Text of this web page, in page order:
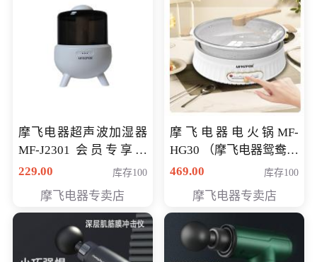
摩飞电器超声波加湿器
MF-J2301 会员专享价
168元
229.00 库存100
摩飞电器专卖店
摩飞电器电火锅MF-
HG30 （摩飞电器鸳鸯锅
MF-HG30 ） 会员专享价
469.00 库存100
摩飞电器专卖店